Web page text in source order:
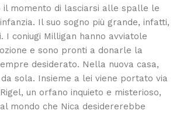
il momento di lasciarsi alle spalle le
Il suo sogno più grande, infatti,
I coniugi Milligan hanno avviatole
e sono pronti a donarle la
desiderato. Nella nuova casa,
sola. Insieme a lei viene portato via
un orfano inquieto e misterioso,
mondo che Nica desidererebbe